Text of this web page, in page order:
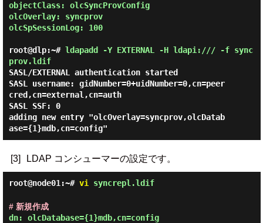
objectClass: olcSyncProvConfig
olcOverlay: syncprov
olcSpSessionLog: 100
root@dlp:~# ldapadd -Y EXTERNAL -H ldapi:/// -f sync
prov.ldif
SASL/EXTERNAL authentication started
SASL username: gidNumber=0+uidNumber=0,cn=peer
cred,cn=external,cn=auth
SASL SSF: 0
adding new entry "olcOverlay=syncprov,olcDatab
[3] LDAP コンシューマーの設定です。
root@node01:~# vi syncrepl.ldif
# 新規作成
dn: olcDatabase={1}mdb,cn=config